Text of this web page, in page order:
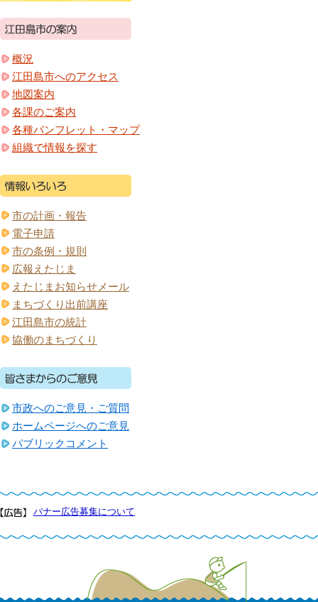
概況
江田島市へのアクセス
地図案内
各課のご案内
各種パンフレット・マップ
組織で情報を探す
市の計画・報告
電子申請
市の条例・規則
広報えたじま
えたじまお知らせメール
まちづくり出前講座
江田島市の統計
協働のまちづくり
市政へのご意見・ご質問
ホームページへのご意見
パブリックコメント
バナー広告募集について